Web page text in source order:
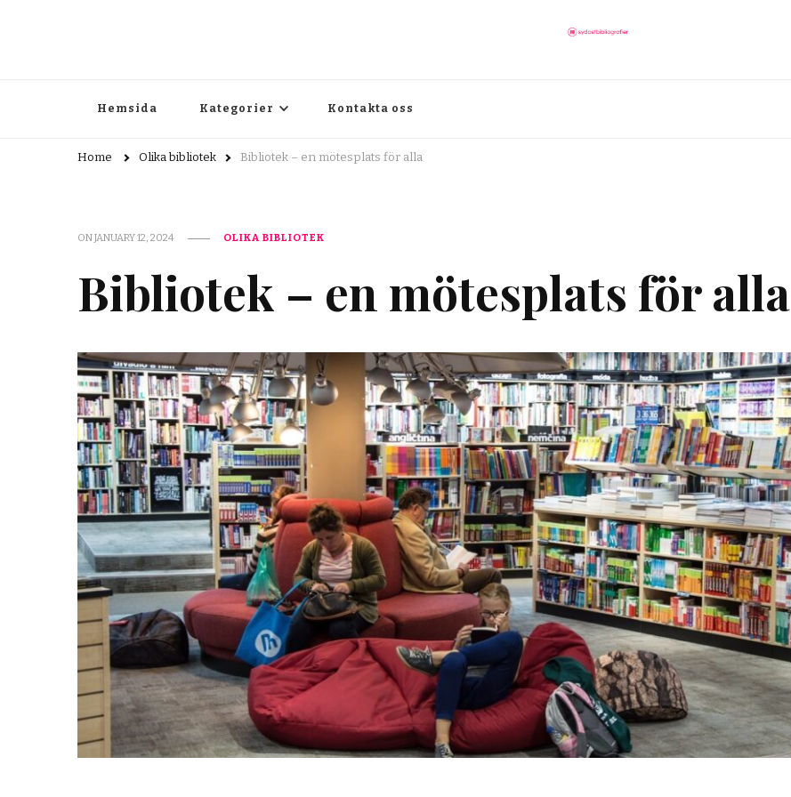
Hemsida Kategorier Kontakta oss
Home Olika bibliotek Bibliotek – en mötesplats för alla
ONJANUARY 12, 2024 OLIKA BIBLIOTEK
Bibliotek – en mötesplats för alla